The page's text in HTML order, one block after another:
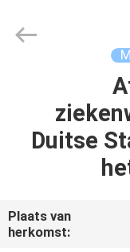
PRODUCTEN
ONS
Ltd..
Duitse
Plaats van
herkomst: